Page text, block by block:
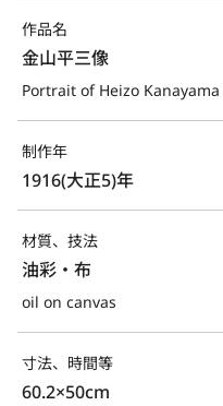
作品名
金山平三像
Portrait of Heizo Kanayama
制作年
1916(大正5)年
材質、技法
油彩・布
oil on canvas
寸法、時間等
60.2×50cm